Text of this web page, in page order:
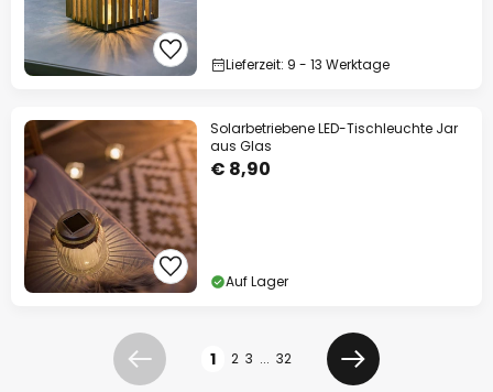
Lieferzeit: 9 - 13 Werktage
Solarbetriebene LED-Tischleuchte Jar
aus Glas
€ 8,90
Auf Lager
Zurück 1 2 3 ... 32
Weiter